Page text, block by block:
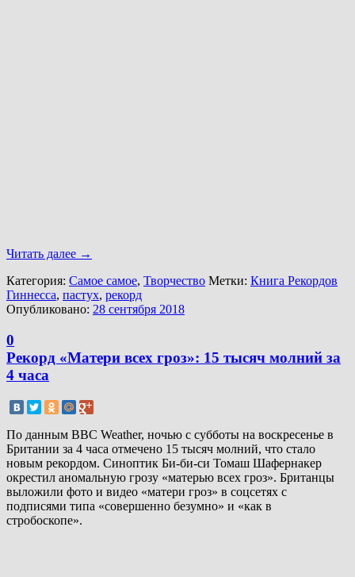
Читать далее →
Категория: Самое самое, Творчество Метки: Книга Рекордов
Гиннесса, пастух, рекорд
Опубликовано: 28 сентября 2018
0
Рекорд «Матери всех гроз»: 15 тысяч молний за
4 часа
По данным BBC Weather, ночью с субботы на воскресенье в
Британии за 4 часа отмечено 15 тысяч молний, что стало
новым рекордом. Синоптик Би-би-си Томаш Шафернакер
окрестил аномальную грозу «матерью всех гроз». Британцы
выложили фото и видео «матери гроз» в соцсетях с
подписями типа «совершенно безумно» и «как в
стробоскопе».